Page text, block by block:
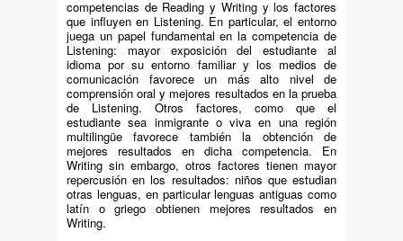
competencias de Reading y Writing y los factores
que influyen en Listening. En particular, el entorno
juega un papel fundamental en la competencia de
Listening: mayor exposición del estudiante al
idioma por su entorno familiar y los medios de
comunicación favorece un más alto nivel de
comprensión oral y mejores resultados en la prueba
de Listening. Otros factores, como que el
estudiante sea inmigrante o viva en una región
multilingüe favorece también la obtención de
mejores resultados en dicha competencia. En
Writing sin embargo, otros factores tienen mayor
repercusión en los resultados: niños que estudian
otras lenguas, en particular lenguas antiguas como
latín o griego obtienen mejores resultados en
Writing.